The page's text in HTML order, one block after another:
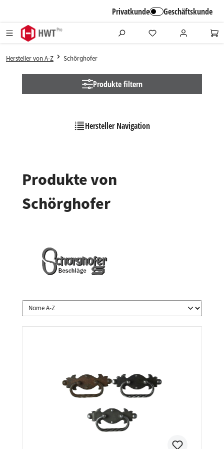
Privatkunde Geschäftskunde
Hersteller von A-Z Schörghofer
Produkte filtern
Hersteller Navigation
Produkte von
Schörghofer